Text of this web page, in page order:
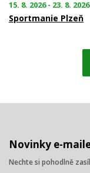
15. 8. 2026 - 23. 8. 2026
Sportmanie Plzeň
Novinky e-
Nechte si pohodlně